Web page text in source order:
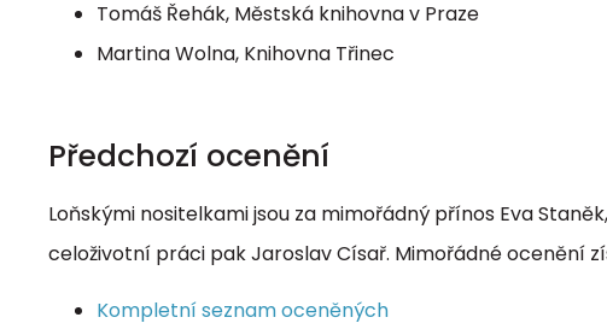
Tomáš Řehák, Městská knihovna v Praze
Martina Wolna, Knihovna Třinec
Předchozí ocenění
Loňskými nositelkami jsou za mimořádný přínos Eva
celoživotní práci pak Jaroslav Císař. Mimořádné ocenění
Kompletní seznam oceněných